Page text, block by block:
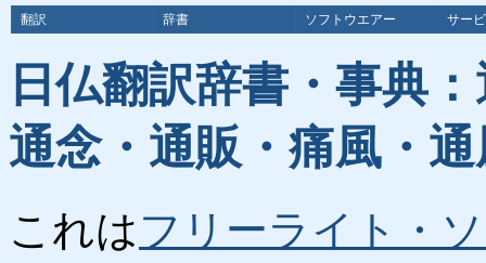
翻訳 辞書 ソフトウエアー サー
日仏翻訳辞書・事典
通念・通販・痛風・
これはフリーライト・